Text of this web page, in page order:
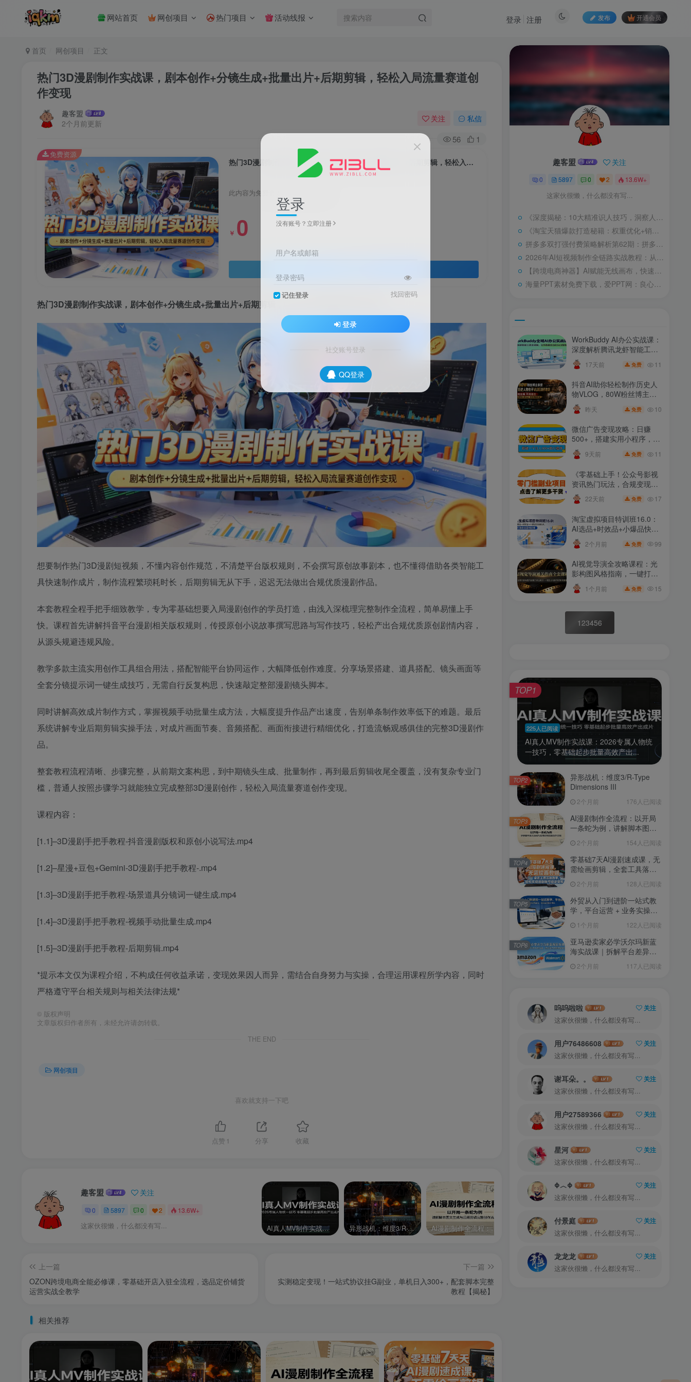
网站首页 网创项目 热门项目 活动线报 发布 开通会员
登录 注册
首页 网创项目 正文
热门3D漫剧制作实战课，剧本创作+分镜生成+批量出片+后期剪辑，轻松入局流量赛道创
作变现
趣客盟
2个月前更新
关注 私信
56 1
热门3D漫剧制作实战课，剧本创作+分镜生成+批量出片+后期剪辑，轻松入局流量赛道创作变现
此内容为免费资源，请登录后查看
￥ 0
免费资源
热门3D漫剧制作实战课，剧本创作+分镜生成+批量出片+后期剪辑，轻松入局流量赛道创作变现
想要制作热门3D漫剧短视频，不懂内容创作规范，不清楚平台版权规则，不会撰写原创故事剧本，也不懂得借助各类智能工
具快速制作成片，制作流程繁琐耗时长，后期剪辑无从下手，迟迟无法做出合规优质漫剧作品。
本套教程全程手把手细致教学，专为零基础想要入局漫剧创作的学员打造，由浅入深梳理完整制作全流程，简单易懂上手
快。课程首先讲解抖音平台漫剧相关版权规则，传授原创小说故事撰写思路与写作技巧，轻松产出合规优质原创剧情内容，
从源头规避违规风险。
教学多款主流实用创作工具组合用法，搭配智能平台协同运作，大幅降低创作难度。分享场景搭建、道具搭配、镜头画面等
全套分镜提示词一键生成技巧，无需自行反复构思，快速敲定整部漫剧镜头脚本。
同时讲解高效成片制作方式，掌握视频手动批量生成方法，大幅度提升作品产出速度，告别单条制作效率低下的难题。最后
系统讲解专业后期剪辑实操手法，对成片画面节奏、音频搭配、画面衔接进行精细优化，打造流畅观感俱佳的完整3D漫剧作
品。
整套教程流程清晰、步骤完整，从前期文案构思，到中期镜头生成、批量制作，再到最后剪辑收尾全覆盖，没有复杂专业门
槛，普通人按照步骤学习就能独立完成整部3D漫剧创作，轻松入局流量赛道创作变现。
课程内容：
[1.1]–3D漫剧手把手教程-抖音漫剧版权和原创小说写法.mp4
[1.2]–星漫+豆包+Gemini-3D漫剧手把手教程-.mp4
[1.3]–3D漫剧手把手教程-场景道具分镜词一键生成.mp4
[1.4]–3D漫剧手把手教程-视频手动批量生成.mp4
[1.5]–3D漫剧手把手教程-后期剪辑.mp4
*提示本文仅为课程介绍，不构成任何收益承诺，变现效果因人而异，需结合自身努力与实操，合理运用课程所学内容，同时
严格遵守平台相关规则与相关法律法规*
© 版权声明
文章版权归作者所有，未经允许请勿转载。
THE END
网创项目
喜欢就支持一下吧
点赞 1 分享 收藏
趣客盟 关注
0 5897 0 2 13.6W+
这家伙很懒，什么都没有写... AI真人MV制作实战课：2026专属人物统一技巧，零基础起步批量高效产出成片 异形战机：维度3/R-Type Dimensions III AI漫剧制作全流程：以开局一条蛇为例，讲解脚本图文生成与后期剪辑完整创作流程 零基础7天AI漫剧速成课，无需绘画剪辑，全套工具落地教学，轻松实现漫剧账号稳定变现
上一篇
OZON跨境电商全能必修课，零基础开店入驻全流程，选品定价铺货
运营实战全教学
下一篇
实测稳定变现！一站式协议挂G副业，单机日入300+，配套脚本完整
教程【揭秘】
相关推荐
趣客盟 关注
0 5897 0 2 13.6W+
这家伙很懒，什么都没有写...
《深度揭秘：10大精准识人技巧，洞察人心必备》
《淘宝天猫爆款打造秘籍：权重优化+销量破零+多维策略，全周期起量投产实操教程第85期》
拼多多双打强付费策略解析第62期：拼多多原创店铺启动技术，稳定权重高回报率秘籍
2026年AI短视频制作全链路实战教程：从账号搭建到爆款内容，精通AI创作、数字人及带货盈利技巧
【跨境电商神器】AI赋能无线画布，快速制作宣传视频：四步打造，上手无忧，优化工作流全攻略
海量PPT素材免费下载，爱PPT网：良心办公站，每日更新，分类齐全，免注册畅享！
WorkBuddy AI办公实战课：
深度解析腾讯龙虾智能工
具，文件数据自动化Skill实
操教程17天前 免费 11
抖音AI助你轻松制作历史人
物VLOG，80W粉丝博主教
学，无需拍摄露脸，解锁伙
伴计划+精选收益攻略
昨天 免费 10
微信广告变现攻略：日赚
500+，搭建实用小程序，客
户长效忠诚，躺赢广告收益
秘籍【SEO优化版】
9天前 免费 11
《零基础上手！公众号影视
资讯热门玩法，合规变现，
月入过万轻松实现》
22天前 免费 17
淘宝虚拟项目特训班16.0：
AI选品+时效品+小爆品快速
起店，打造自动盈利店铺
2个月前 免费 99
AI视觉导演全攻略课程：光
影构图风格指南，一键打造
电影级影视画面技巧教学
1个月前 免费 15
123456
225人已阅读
AI真人MV制作实战课：2026专属人物统
一技巧，零基础起步批量高效产出...
TOP1
异形战机：维度3/R-Type
Dimensions III
2个月前 176人已阅读
TOP2
AI漫剧制作全流程：以开局
一条蛇为例，讲解脚本图文
程 2个月前 154人已阅读
TOP3
零基础7天AI漫剧速成课，无
需绘画剪辑，全套工具落地
定变现
2个月前 128人已阅读
TOP4
外贸从入门到进阶一站式教
学，平台运营 + 业务实操结
1个月前 122人已阅读
TOP5
亚马逊卖家必学沃尔玛新蓝
海实战课｜拆解平台差异，
跨境新渠道
2个月前 117人已阅读
TOP6
呜呜啦啦
关注
这家伙很懒，什么都没有写...
用户76486608
关注
这家伙很懒，什么都没有写...
谢耳朵。。
关注
这家伙很懒，什么都没有写...
用户27589366
关注
这家伙很懒，什么都没有写...
星河
关注
这家伙很懒，什么都没有写...
Φ︿Φ
关注
这家伙很懒，什么都没有写...
付景庭
关注
这家伙很懒，什么都没有写...
龙龙龙
关注
这家伙很懒，什么都没有写...
登录
没有账号？立即注册
用户名或邮箱
登录密码
记住登录 找回密码
登录
社交账号登录
QQ登录